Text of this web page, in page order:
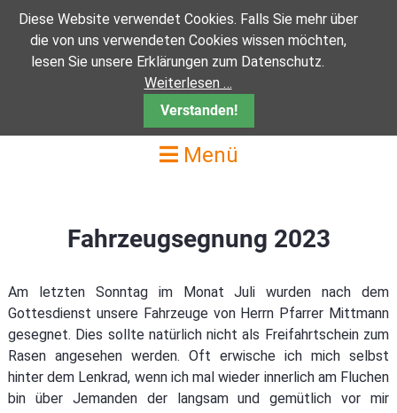
Menü
Fahrzeugsegnung 2023
Am letzten Sonntag im Monat Juli wurden nach dem
Gottesdienst unsere Fahrzeuge von Herrn Pfarrer Mittmann
gesegnet. Dies sollte natürlich nicht als Freifahrtschein zum
Rasen angesehen werden. Oft erwische ich mich selbst
hinter dem Lenkrad, wenn ich mal wieder innerlich am Fluchen
bin über Jemanden der langsam und gemütlich vor mir
Diese Website verwendet Cookies. Falls Sie mehr über
die von uns verwendeten Cookies wissen möchten,
lesen Sie unsere Erklärungen zum Datenschutz.
Weiterlesen …
Verstanden!
Neustadt an der Orla
Info
Bilder Pfarrei Neustadt
Auma
Info
Münchenbernsdorf
Info
Kirchortrat Münchenbernsdorf
Ranis
Info
Pößneck
Info
Gottesdienste
Newsletter erhalten
Kontakte
Pfarrteam
Pfarrteam
Cornelia Martin
Pfarrer Andreas Mittmann
Diakon Wolfgang Langer
Frau Anne Wissing
Sakramente
Sakramente
Eheschliessung
Krankenkommunion
Krankensalbung
Beichte